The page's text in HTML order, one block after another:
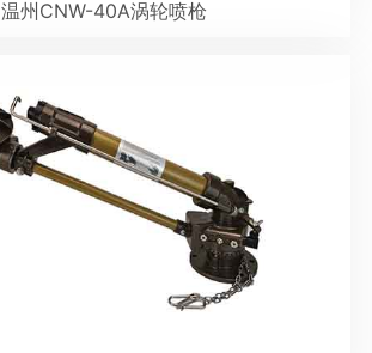
温州CNW-40A涡轮喷枪